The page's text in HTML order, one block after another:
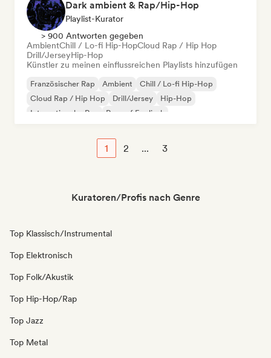
Dark ambient & Rap/Hip-Hop
Playlist-Kurator
> 900 Antworten gegeben
AmbientChill / Lo-fi Hip-HopCloud Rap / Hip Hop
Drill/JerseyHip-Hop
Künstler zu meinen einflussreichen Playlists hinzufügen
Französischer Rap Ambient
Chill / Lo-fi Hip-Hop
Cloud Rap / Hip Hop
Drill/Jersey
Hip-Hop
Internationaler Rap
Rap auf Englisch
1 2 ... 3
Kuratoren/Profis nach Genre
Top Klassisch/Instrumental
Top Elektronisch
Top Folk/Akustik
Top Hip-Hop/Rap
Top Jazz
Top Metal